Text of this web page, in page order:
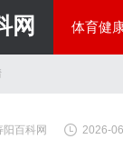
网 体育健
阳百科网 2026-